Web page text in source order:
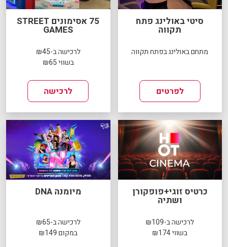
סיטי באולינג פתח
תקווה
מתחם באולינג בפתח תקווה
לפרטים
75 אסימונים STREET
GAMES
לרכישה ב-₪45
בשווי ₪65
לרכישה
כרטיס זוגי+פופקורן
ושתיה
לרכישה ב-₪109
בשווי ₪174
מיומנה DNA
לרכישה ב-₪65
במקום ₪149